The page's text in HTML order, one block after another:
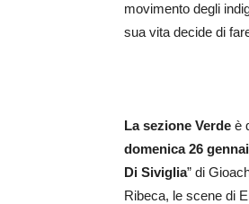
movimento degli
sua vita decide di
La sezione Verde è
domenica 26
Di Siviglia” di
Ribeca, le scene di